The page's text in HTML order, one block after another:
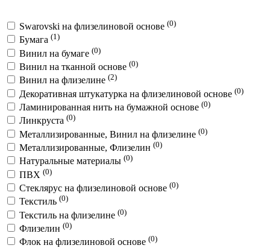
Swarovski на флизелиновой основе (0)
Бумага (1)
Винил на бумаге (0)
Винил на тканной основе (0)
Винил на флизелине (2)
Декоративная штукатурка на флизелиновой основе (0)
Ламинированная нить на бумажной основе (0)
Линкруста (0)
Металлизированные, Винил на флизелине (0)
Металлизированные, Флизелин (0)
Натуральные материалы (0)
ПВХ (0)
Стеклярус на флизелиновой основе (0)
Текстиль (0)
Текстиль на флизелине (0)
Флизелин (0)
Флок на флизелиновой основе (0)